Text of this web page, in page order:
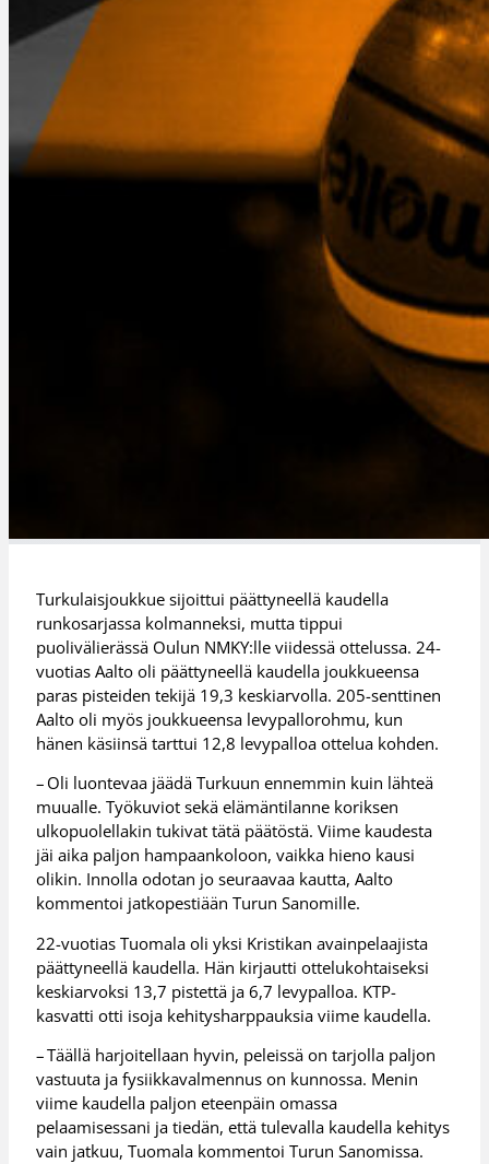
Turkulaisjoukkue sijoittui päättyneellä kaudella
runkosarjassa kolmanneksi, mutta tippui
puolivälierässä Oulun NMKY:lle viidessä ottelussa. 24-
vuotias Aalto oli päättyneellä kaudella joukkueensa
paras pisteiden tekijä 19,3 keskiarvolla. 205-senttinen
Aalto oli myös joukkueensa levypallorohmu, kun
hänen käsiinsä tarttui 12,8 levypalloa ottelua kohden.
– Oli luontevaa jäädä Turkuun ennemmin kuin lähteä
muualle. Työkuviot sekä elämäntilanne koriksen
ulkopuolellakin tukivat tätä päätöstä. Viime kaudesta
jäi aika paljon hampaankoloon, vaikka hieno kausi
olikin. Innolla odotan jo seuraavaa kautta, Aalto
kommentoi jatkopestiään Turun Sanomille.
22-vuotias Tuomala oli yksi Kristikan avainpelaajista
päättyneellä kaudella. Hän kirjautti ottelukohtaiseksi
keskiarvoksi 13,7 pistettä ja 6,7 levypalloa. KTP-
kasvatti otti isoja kehitysharppauksia viime kaudella.
– Täällä harjoitellaan hyvin, peleissä on tarjolla paljon
vastuuta ja fysiikkavalmennus on kunnossa. Menin
viime kaudella paljon eteenpäin omassa
pelaamisessani ja tiedän, että tulevalla kaudella kehitys
vain jatkuu, Tuomala kommentoi Turun Sanomissa.